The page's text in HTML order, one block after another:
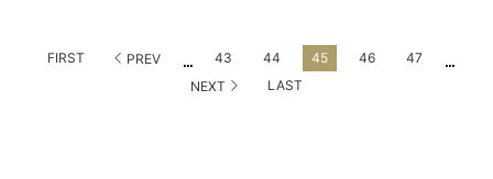
FIRST PREV ... 43 44 45 46 47 ...
NEXT LAST